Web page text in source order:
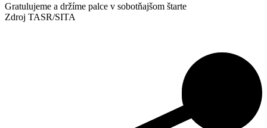
Gratulujeme a držíme palce v sobotňajšom štarte
Zdroj TASR/SITA